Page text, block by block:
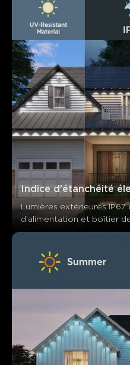
Indice d'étanchéité
Lumières extérieures
d'alimentation et boîtier